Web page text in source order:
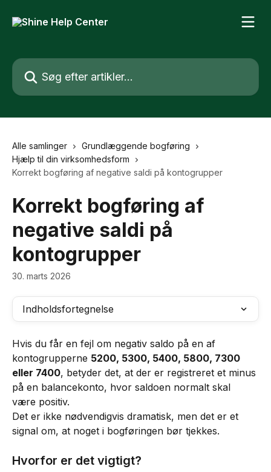
Søg efter artikler...
Alle samlinger
Grundlæggende bogføring
Hjælp til din virksomhedsform
Korrekt bogføring af negative saldi på kontogrupper
Korrekt bogføring af
negative saldi på
kontogrupper
30. marts 2026
Indholdsfortegnelse
Hvis du får en fejl om negativ saldo på en af
kontogrupperne 5200, 5300, 5400, 5800, 7300
eller 7400, betyder det, at der er registreret et minus
på en balancekonto, hvor saldoen normalt skal
være positiv.
Det er ikke nødvendigvis dramatisk, men det er et
signal om, at noget i bogføringen bør tjekkes.
Hvorfor er det vigtigt?